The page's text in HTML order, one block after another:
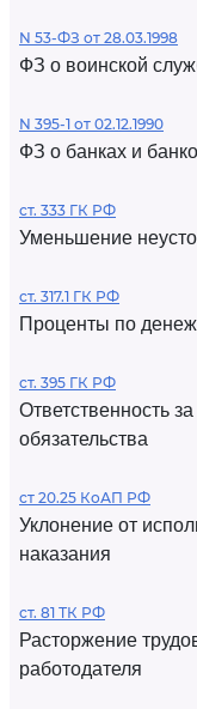
N 53-ФЗ от 28.03.1998
ФЗ о воинской
N 395-1 от 02.12.1990
ФЗ о банках и
ст. 333 ГК РФ
Уменьшение
ст. 317.1 ГК РФ
Проценты по
ст. 395 ГК РФ
Ответственность
обязательства
ст 20.25 КоАП РФ
Уклонение от
наказания
ст. 81 ТК РФ
Расторжение
работодателя